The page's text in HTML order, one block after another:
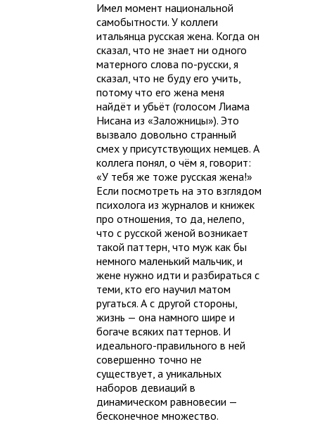
Имел момент национальной
самобытности. У коллеги
итальянца русская жена. Когда он
сказал, что не знает ни одного
матерного слова по-русски, я
сказал, что не буду его учить,
потому что его жена меня
найдёт и убьёт (голосом Лиама
Нисана из «Заложницы»). Это
вызвало довольно странный
смех у присутствующих немцев. А
коллега понял, о чём я, говорит:
«У тебя же тоже русская жена!»
Если посмотреть на это взглядом
психолога из журналов и книжек
про отношения, то да, нелепо,
что с русской женой возникает
такой паттерн, что муж как бы
немного маленький мальчик, и
жене нужно идти и разбираться с
теми, кто его научил матом
ругаться. А с другой стороны,
жизнь — она намного шире и
богаче всяких паттернов. И
идеального-правильного в ней
совершенно точно не
существует, а уникальных
наборов девиаций в
динамическом равновесии —
бесконечное множество.